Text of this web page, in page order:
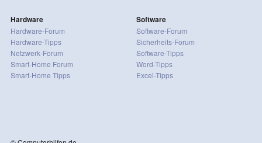
Hardware
Hardware-Forum
Hardware-Tipps
Netzwerk-Forum
Smart-Home Forum
Smart-Home Tipps
Software
Software-Forum
Sicherheits-Forum
Software-Tipps
Word-Tipps
Excel-Tipps